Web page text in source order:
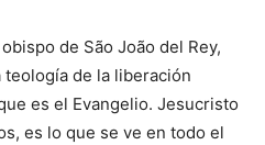
de São João del Rey,
de la liberación
es el Evangelio. Jesucristo
es lo que se ve en todo el